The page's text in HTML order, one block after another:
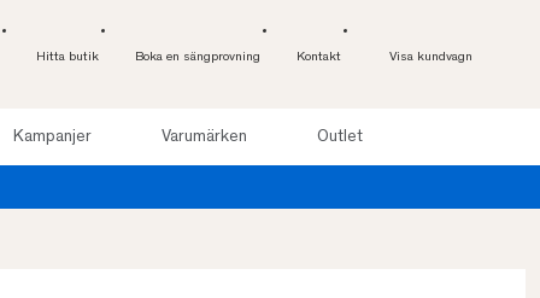
Hitta butik Boka en sängprovning Kontakt Visa kundvagn
Kampanjer Varumärken Outlet